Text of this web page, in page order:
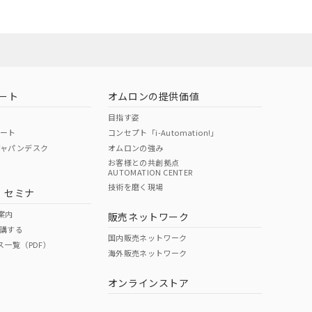
O O
ト
ト
パンデスク
セミナ
内
する
覧（PDF）
オムロンの提供価値
目指す姿
コンセプト「i-Automation!」
オムロンの強み
お客様との共創拠点
AUTOMATION CENTER
技術を磨く現場
販売ネットワーク
国内販売ネットワーク
海外販売ネットワーク
オンラインストア